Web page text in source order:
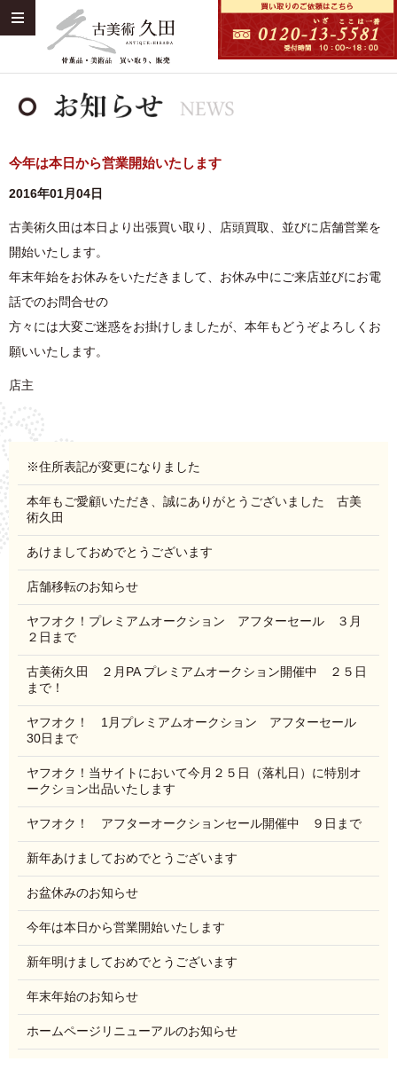
今年は本日から営業開始いたします
2016年01月04日
古美術久田は本日より出張買い取り、店頭買取、並びに店舗営業を
開始いたします。
年末年始をお休みをいただきまして、お休み中にご来店並びにお電
話でのお問合せの
方々には大変ご迷惑をお掛けしましたが、本年もどうぞよろしくお
願いいたします。
店主
※住所表記が変更になりました
本年もご愛顧いただき、誠にありがとうございました 古美
術久田
あけましておめでとうございます
店舗移転のお知らせ
ヤフオク！プレミアムオークション アフターセール ３月
２日まで
古美術久田 ２月PA プレミアムオークション開催中 ２５日
まで！
ヤフオク！ 1月プレミアムオークション アフターセール
30日まで
ヤフオク！当サイトにおいて今月２５日（落札日）に特別オ
ークション出品いたします
ヤフオク！ アフターオークションセール開催中 ９日まで
新年あけましておめでとうございます
お盆休みのお知らせ
今年は本日から営業開始いたします
新年明けましておめでとうございます
年末年始のお知らせ
ホームページリニューアルのお知らせ